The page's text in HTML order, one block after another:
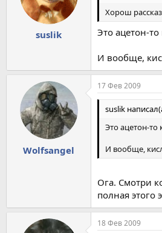
suslik
Хорош
Это ацетон-то
И вообще,
Wolfsangel
17 Фев 2009
suslik
Это ацетон-то
И вообще,
Ога. Смотри
полная этого
18 Фев 2009